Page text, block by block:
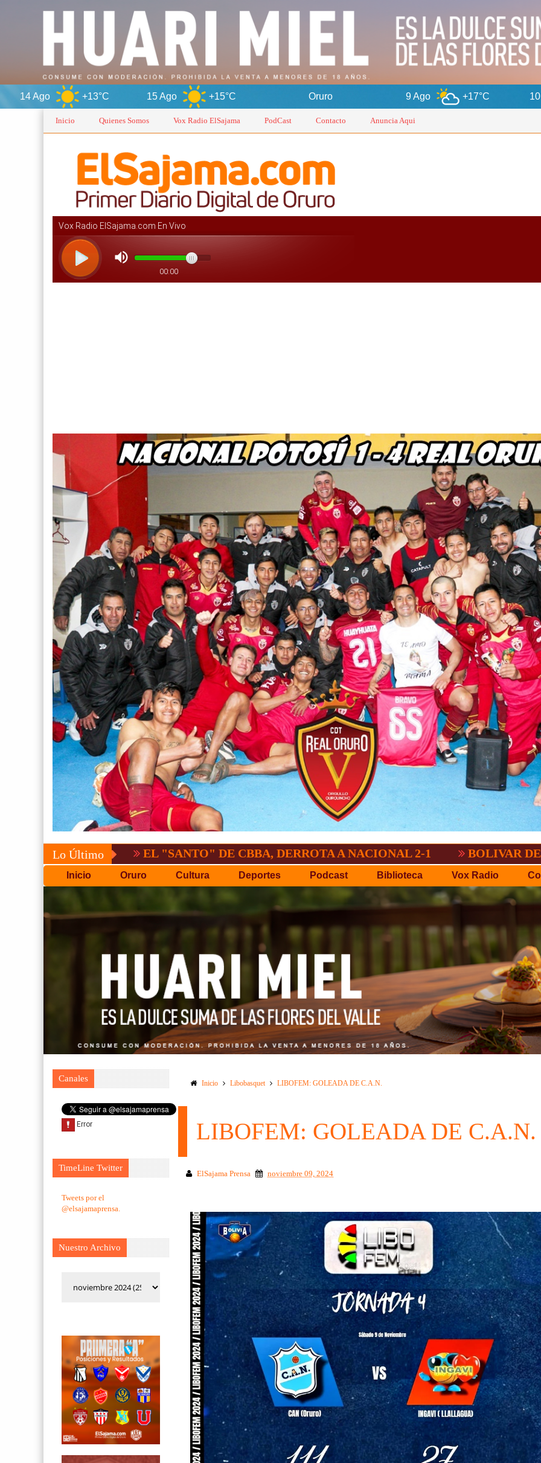
+13°C 15 Ago +15°C +17°C 10 Ago
Inicio Quienes Somos Vox Radio ElSajama PodCast Contacto Anuncia Aqui
Lo ÚltimoEL "SANTO" DE CBBA, DERROTA A NACIONAL 2-1 BOLIVAR DEMOSTRO
Inicio Oruro Cultura Deportes Podcast Biblioteca Vox Radio
Canales
TimeLine Twitter
Tweets por el
@elsajamaprensa.
Nuestro Archivo
Inicio Libobasquet LIBOFEM: GOLEADA DE C.A.N.
LIBOFEM: GOLEADA DE C.A.N.
ElSajama Prensa noviembre 09, 2024